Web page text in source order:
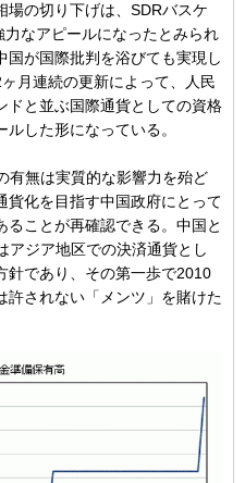
場の切り下げは、SDRバスケ
なアピールになったとみられ
国が国際批判を浴びても実現し
月連続の更新によって、人民
ドと並ぶ国際通貨としての資格
した形になっている。
有無は実質的な影響力を殆ど
貨化を目指す中国政府にとって
ことが再確認できる。中国と
アジア地区での決済通貨とし
針であり、その第一歩で2010
許されない「メンツ」を賭けた